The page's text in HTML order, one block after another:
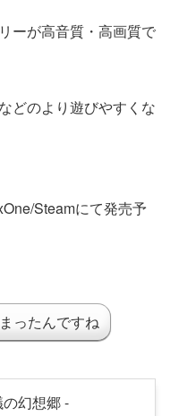
ーが高音質・高画質で
どのより遊びやすくな
Steamにて発売予
ったんですね
幻想郷 -